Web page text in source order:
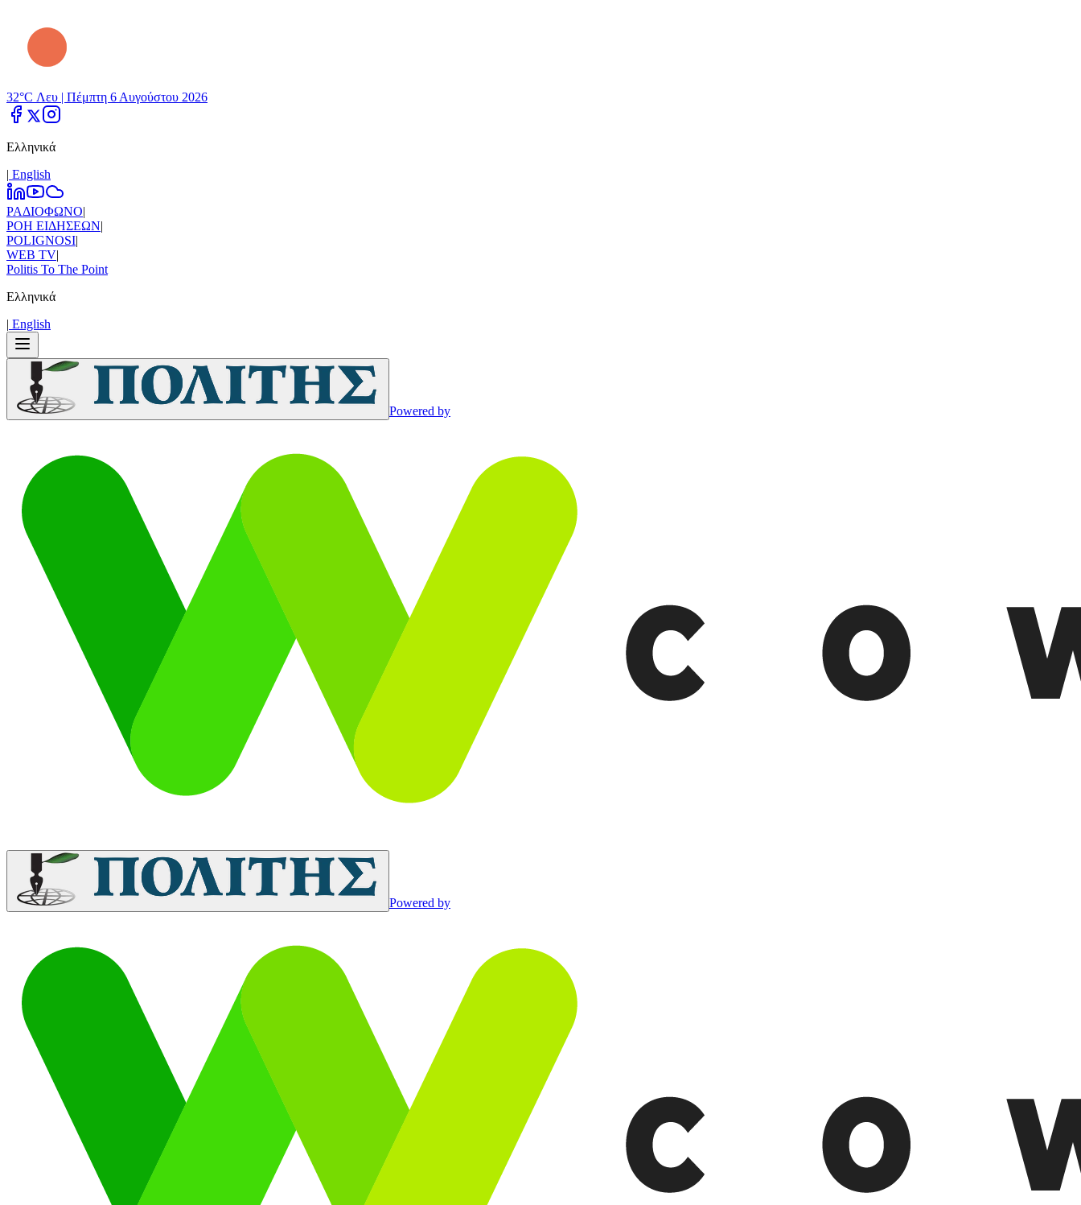
32°C Λευ | Πέμπτη 6 Αυγούστου 2026
Ελληνικά
| Εnglish
ΡΑΔΙΟΦΩΝΟ|
ΡΟΗ ΕΙΔΗΣΕΩΝ|
POLIGNOSI|
WEB TV|
Politis To The Point
Ελληνικά
| Εnglish
Powered by
Powered by